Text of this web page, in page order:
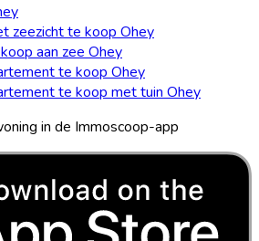
zeezicht te koop Ohey
aan zee Ohey
te koop Ohey
te koop met tuin Ohey
in de Immoscoop-app